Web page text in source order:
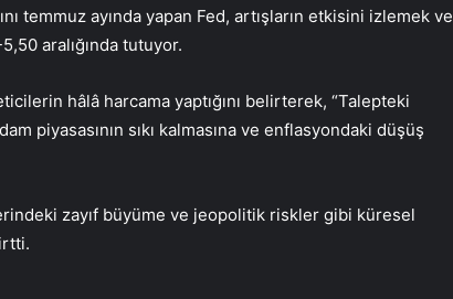
temmuz ayında yapan Fed, artışların etkisini izlemek ve
aralığında tutuyor.
hâlâ harcama yaptığını belirterek, “Talepteki
piyasasının sıkı kalmasına ve enflasyondaki düşüş
zayıf büyüme ve jeopolitik riskler gibi küresel